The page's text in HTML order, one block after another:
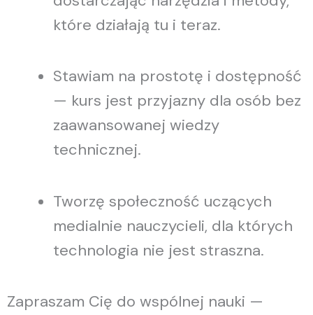
które działają tu i teraz.
Stawiam na prostotę i dostępność
— kurs jest przyjazny dla osób bez
zaawansowanej wiedzy
technicznej.
Tworzę społeczność uczących
medialnie nauczycieli, dla których
technologia nie jest straszna.
Zapraszam Cię do wspólnej nauki —